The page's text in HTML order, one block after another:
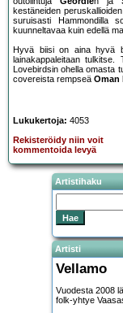
kestäneiden
suruisasti Hammondilla
kuunneltavaa kuin edellä
Hyvä biisi on aina hyvä
lainakappaleitaan
Lovebirdsin ohella omasta
covereista rempseä Oman
Lukukertoja: 4053
Rekisteröidy niin voit
kommentoida levyä
Artistihaku
Artisti
Vellamo
Vuodesta 2008
folk-yhtye